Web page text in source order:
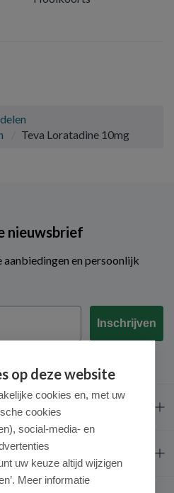
Teva Loratadine 10mg
nieuwsbrief
en persoonlijk
Inschrijven
op deze website
cookies en, met uw
cookies
social-media- en
uw keuze altijd wijzigen
Meer informatie